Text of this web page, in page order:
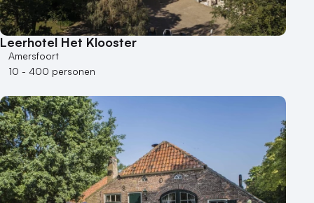
Leerhotel Het Klooster
Amersfoort
10 - 400 personen